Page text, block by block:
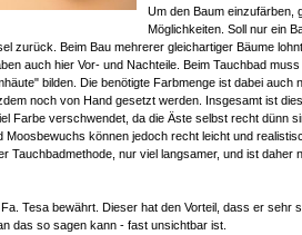
Um den Baum einzufärben,
Möglichkeiten. Soll nur ein
zurück. Beim Bau mehrerer gleichartiger Bäume
auch hier Vor- und Nachteile. Beim Tauchbad
bilden. Die benötigte Farbmenge ist dabei auch
noch von Hand gesetzt werden. Insgesamt ist
Farbe verschwendet, da die Äste selbst recht dünn
Moosbewuchs können jedoch recht leicht und
Tauchbadmethode, nur viel langsamer, und ist daher
Tesa bewährt. Dieser hat den Vorteil, dass er sehr
das so sagen kann - fast unsichtbar ist.